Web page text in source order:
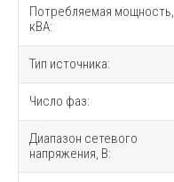
Потребляемая мощность,
кВА:
Тип источника:
Число фаз:
Диапазон сетевого
напряжения, В: